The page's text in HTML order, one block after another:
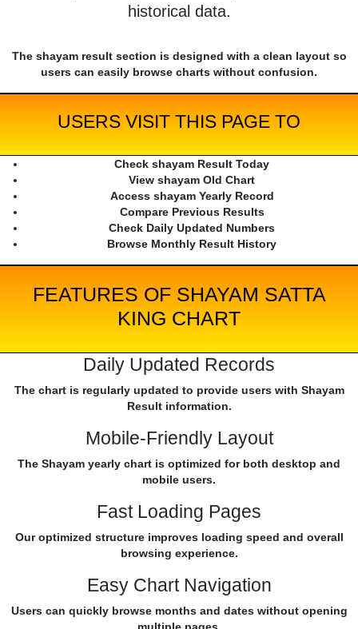
historical data.
The shayam result section is designed with a clean layout so
users can easily browse charts without confusion.
USERS VISIT THIS PAGE TO
Check shayam Result Today
View shayam Old Chart
Access shayam Yearly Record
Compare Previous Results
Check Daily Updated Numbers
Browse Monthly Result History
FEATURES OF SHAYAM SATTA
KING CHART
Daily Updated Records
The chart is regularly updated to provide users with Shayam
Result information.
Mobile-Friendly Layout
The Shayam yearly chart is optimized for both desktop and
mobile users.
Fast Loading Pages
Our optimized structure improves loading speed and overall
browsing experience.
Easy Chart Navigation
Users can quickly browse months and dates without opening